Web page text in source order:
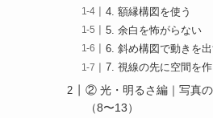
4. 額縁構図を使う
5. 余白を怖がらない
6. 斜め構図で動きを
7. 視線の先に空間を
② 光・明るさ編｜写真
（8〜13）